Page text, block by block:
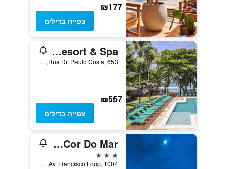
₪177
צפייה בדילים
Vistabela Resort & Spa
Rua Dr. Paulo Costa, 653, סאו סבסטיאו, ברזיל
₪557
צפייה בדילים
Azul Da Cor Do Mar
3 כוכבים
Av. Francisco Loup, 1004, סאו סבסטיאו, ברזיל